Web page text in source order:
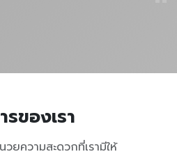
รของเรา
วยความสะดวกที่เรามีให้